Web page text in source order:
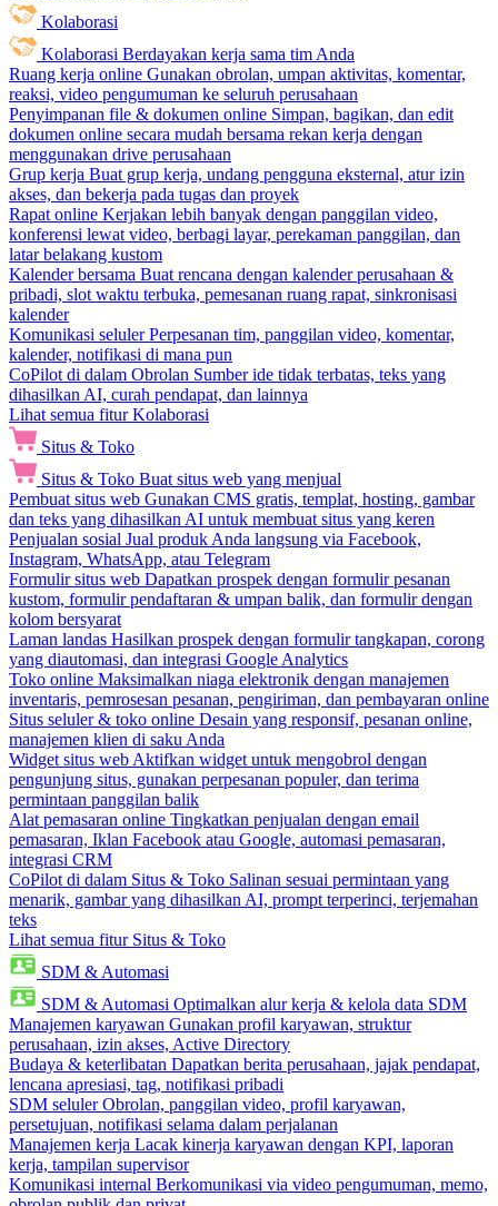
Kolaborasi
Kolaborasi Berdayakan kerja sama tim Anda
Ruang kerja online Gunakan obrolan, umpan aktivitas, komentar,
reaksi, video pengumuman ke seluruh perusahaan
Penyimpanan file & dokumen online Simpan, bagikan, dan edit
dokumen online secara mudah bersama rekan kerja dengan
menggunakan drive perusahaan
Grup kerja Buat grup kerja, undang pengguna eksternal, atur izin
akses, dan bekerja pada tugas dan proyek
Rapat online Kerjakan lebih banyak dengan panggilan video,
konferensi lewat video, berbagi layar, perekaman panggilan, dan
latar belakang kustom
Kalender bersama Buat rencana dengan kalender perusahaan &
pribadi, slot waktu terbuka, pemesanan ruang rapat, sinkronisasi
kalender
Komunikasi seluler Perpesanan tim, panggilan video, komentar,
kalender, notifikasi di mana pun
CoPilot di dalam Obrolan Sumber ide tidak terbatas, teks yang
dihasilkan AI, curah pendapat, dan lainnya
Lihat semua fitur Kolaborasi
Situs & Toko
Situs & Toko Buat situs web yang menjual
Pembuat situs web Gunakan CMS gratis, templat, hosting, gambar
dan teks yang dihasilkan AI untuk membuat situs yang keren
Penjualan sosial Jual produk Anda langsung via Facebook,
Instagram, WhatsApp, atau Telegram
Formulir situs web Dapatkan prospek dengan formulir pesanan
kustom, formulir pendaftaran & umpan balik, dan formulir dengan
kolom bersyarat
Laman landas Hasilkan prospek dengan formulir tangkapan, corong
yang diautomasi, dan integrasi Google Analytics
Toko online Maksimalkan niaga elektronik dengan manajemen
inventaris, pemrosesan pesanan, pengiriman, dan pembayaran online
Situs seluler & toko online Desain yang responsif, pesanan online,
manajemen klien di saku Anda
Widget situs web Aktifkan widget untuk mengobrol dengan
pengunjung situs, gunakan perpesanan populer, dan terima
permintaan panggilan balik
Alat pemasaran online Tingkatkan penjualan dengan email
pemasaran, Iklan Facebook atau Google, automasi pemasaran,
integrasi CRM
CoPilot di dalam Situs & Toko Salinan sesuai permintaan yang
menarik, gambar yang dihasilkan AI, prompt terperinci, terjemahan
teks
Lihat semua fitur Situs & Toko
SDM & Automasi
SDM & Automasi Optimalkan alur kerja & kelola data SDM
Manajemen karyawan Gunakan profil karyawan, struktur
perusahaan, izin akses, Active Directory
Budaya & keterlibatan Dapatkan berita perusahaan, jajak pendapat,
lencana apresiasi, tag, notifikasi pribadi
SDM seluler Obrolan, panggilan video, profil karyawan,
persetujuan, notifikasi selama dalam perjalanan
Manajemen kerja Lacak kinerja karyawan dengan KPI, laporan
kerja, tampilan supervisor
Komunikasi internal Berkomunikasi via video pengumuman, memo,